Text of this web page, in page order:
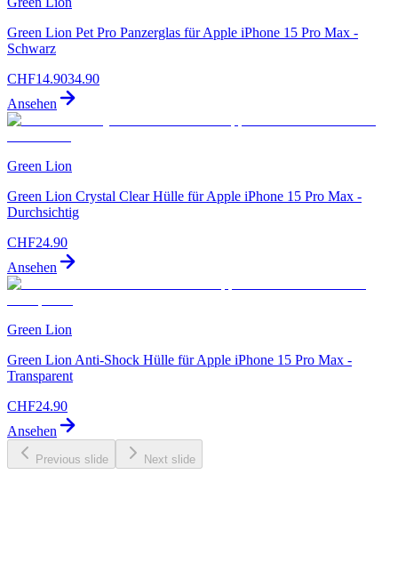
Green Lion Pet Pro Panzerglas für Apple iPhone 15 Pro Max -
Schwarz
CHF14.9034.90
Ansehen
Green Lion
Green Lion Crystal Clear Hülle für Apple iPhone 15 Pro Max -
Durchsichtig
CHF24.90
Ansehen
Green Lion
Green Lion Anti-Shock Hülle für Apple iPhone 15 Pro Max -
Transparent
CHF24.90
Ansehen
Previous slide Next slide